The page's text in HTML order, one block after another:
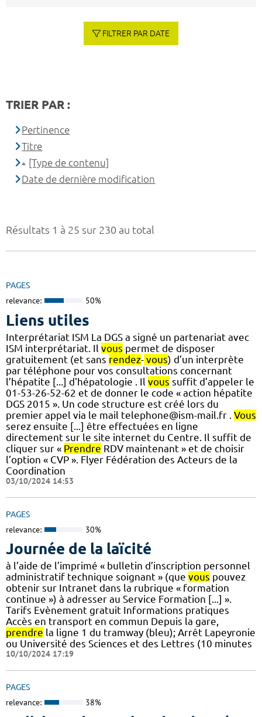
Résultats 1 à 25 sur 230 au total
PAGES
relevance: 50%
Liens utiles
Interprétariat ISM La DGS a signé un partenariat avec
ISM interprétariat. Il vous permet de disposer
gratuitement (et sans rendez- vous) d’un interprète
par téléphone pour vos consultations concernant
l’hépatite [...] d'hépatologie . Il vous suffit d’appeler le
01-53-26-52-62 et de donner le code « action hépatite
DGS 2015 ». Un code structure est créé lors du
premier appel via le mail telephone@ism-mail.fr . Vous
serez ensuite [...] être effectuées en ligne
directement sur le site internet du Centre. Il suffit de
cliquer sur « Prendre RDV maintenant » et de choisir
l’option « CVP ». Flyer Fédération des Acteurs de la
Coordination
03/10/2024 14:53
PAGES
relevance: 30%
Journée de la laïcité
à l’aide de l’imprimé « bulletin d’inscription personnel
administratif technique soignant » (que vous pouvez
obtenir sur Intranet dans la rubrique « formation
continue ») à adresser au Service Formation [...] ».
Tarifs Evènement gratuit Informations pratiques
Accès en transport en commun Depuis la gare,
prendre la ligne 1 du tramway (bleu); Arrêt Lapeyronie
ou Université des Sciences et des Lettres (10 minutes
10/10/2024 17:19
PAGES
relevance: 38%
FILTRER PAR DATE
TRIER PAR :
Pertinence
Titre
[Type de contenu]
Date de dernière modification